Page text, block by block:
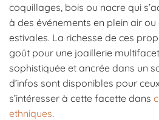
coquillages, bois ou nacre qui
à des événements en plein air
estivales. La richesse de ces
goût pour une joaillerie
sophistiquée et ancrée dans un
d’infos sont disponibles pour
s’intéresser à cette facette dans
ethniques.